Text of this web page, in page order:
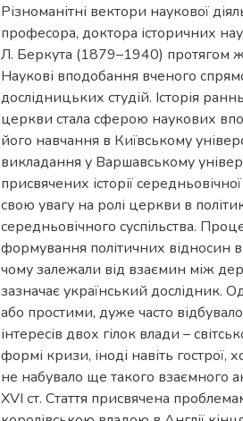
Різноманітні вектори наукової
професора, доктора історичних
Л. Беркута (1879–1940) протягом
Наукові вподобання вченого
дослідницьких студій. Історія
церкви стала сферою наукових
його навчання в Київському
викладання у Варшавському
присвячених історії
свою увагу на ролі церкви в
середньовічного суспільства.
формування політичних відносин
чому залежали від взаємин між
зазначає український дослідник.
або простими, дуже часто
інтересів двох гілок влади –
формі кризи, іноді навіть гострої,
не набувало ще такого взаємного
XVI ст. Стаття присвячена